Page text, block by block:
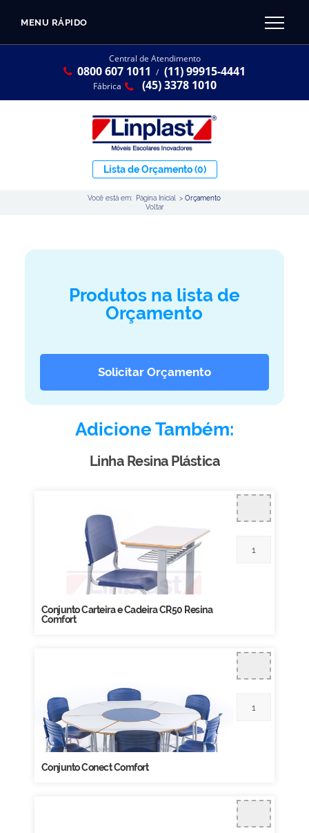
MENU RÁPIDO
Central de Atendimento
0800 607 1011 / (11) 99915-4441
Fábrica (45) 3378 1010
Lista de Orçamento(0)
Você está em: Página Inicial >Orçamento
Voltar
Produtos na lista de
Orçamento
Solicitar Orçamento
Adicione Também:
Linha Resina Plástica
Conjunto Carteira e Cadeira CR50 Resina
Comfort
Conjunto Conect Comfort
Linha Resina Plástica
Ambiente Maker
Quadro Branco
Linha Wood Prime
CATÁLOGO LINPLAST 2025
SOBRE A EMPRESA